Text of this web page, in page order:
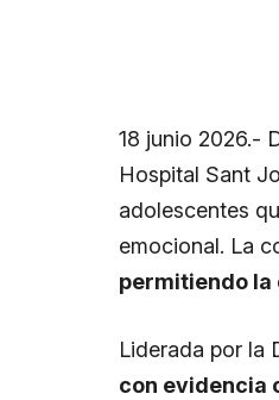
18 junio 2026.-
Hospital Sant
adolescentes
emocional. La
permitiendo la
Liderada por la
con evidencia